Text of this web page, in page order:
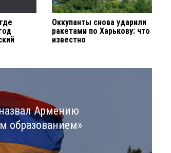
Оккупанты снова ударили
ракетами по Харькову: что
известно
Армению
образованием»